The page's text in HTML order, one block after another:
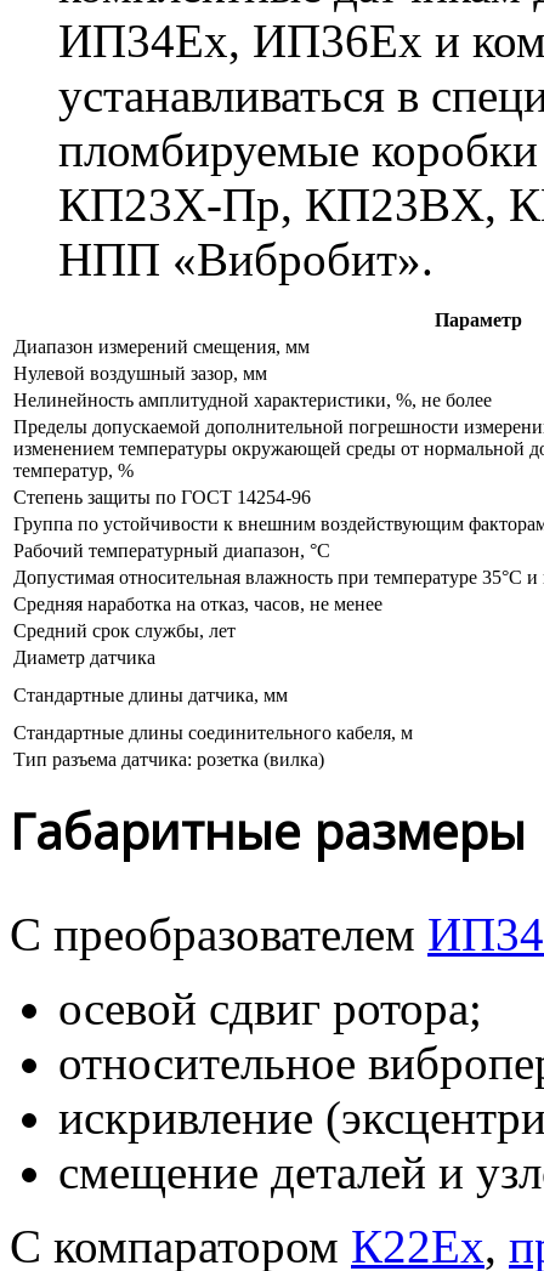
ИП34Ex, ИП36Ех и
устанавливаться в
пломбируемые
КП23Х-Пр, КП23BX,
НПП «Вибробит».
Параметр
Диапазон измерений смещения, мм
Нулевой воздушный зазор, мм
Нелинейность амплитудной характеристики, %, не более
Пределы допускаемой дополнительной погрешности
изменением температуры окружающей среды от нормальной
температур, %
Степень защиты по ГОСТ 14254-96
Группа по устойчивости к внешним воздействующим
Рабочий температурный диапазон, °С
Допустимая относительная влажность при температуре 35°С и
Средняя наработка на отказ, часов, не менее
Средний срок службы, лет
Диаметр датчика
Стандартные длины датчика, мм
Стандартные длины соединительного кабеля, м
Тип разъема датчика: розетка (вилка)
Габаритные размеры
С преобразователем
осевой сдвиг ротора;
относительное
искривление
смещение деталей и
С компаратором К22Ex,